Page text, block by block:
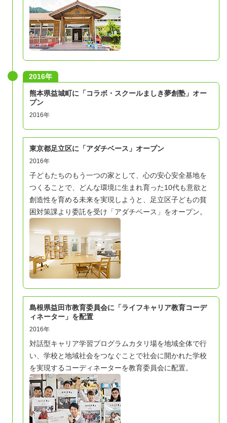
2016年
熊本県益城町に「コラボ・スクールましき夢創塾」オー
プン
2016年
東京都足立区に「アダチベース」オープン
2016年
子どもたちのもう一つの家として、心の安心安全基地を
つくることで、どんな環境に生まれ育った10代も意欲と
創造性を育める未来を実現しようと、足立区子どもの貧
困対策課より委託を受け「アダチベース」をオープン。
島根県益田市教育委員会に「ライフキャリア教育コーデ
ィネーター」を配置
2016年
対話型キャリア学習プログラムカタリ場を地域全体で行
い、学校と地域社会をつなぐことで社会に開かれた学校
を実現するコーディネーターを教育委員会に配置。